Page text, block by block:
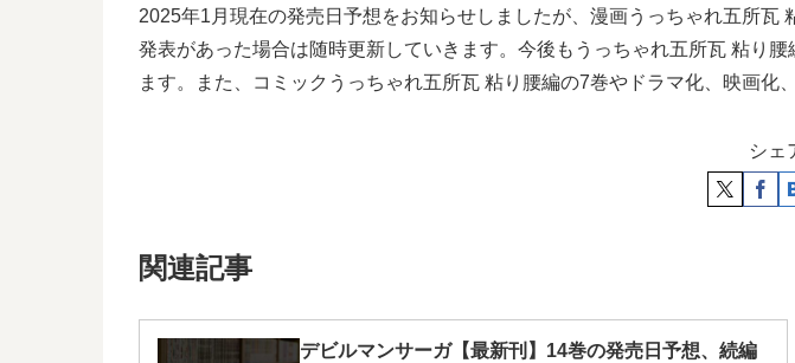
2025年1月現在の発売日予想をお知らせしましたが、漫画うっちゃれ五所
発表があった場合は随時更新していきます。今後もうっちゃれ五所瓦 粘り
ます。また、コミックうっちゃれ五所瓦 粘り腰編の7巻やドラマ化、映画化
シェ
関連記事
デビルマンサーガ【最新刊】14巻の発売日予想、続編